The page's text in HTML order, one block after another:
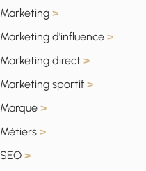
Marketing >
Marketing d'influence >
Marketing direct >
Marketing sportif >
Marque >
Métiers >
SEO >